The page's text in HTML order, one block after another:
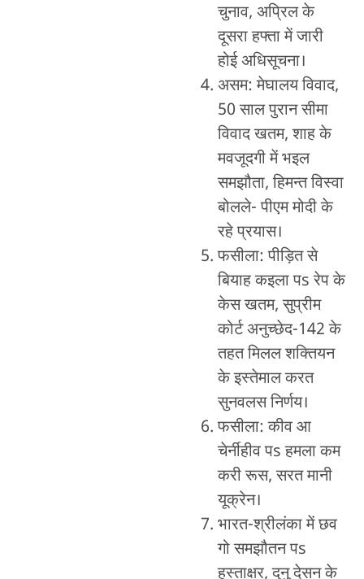
चुनाव, अप्रिल के
दूसरा हफ्ता में जारी
होई अधिसूचना।
असम: मेघालय विवाद,
50 साल पुरान सीमा
विवाद खतम, शाह के
मवजूदगी में भइल
समझौता, हिमन्त विस्वा
बोलले- पीएम मोदी के
रहे प्रयास।
फसीला: पीड़ित से
बियाह कइला पs रेप के
केस खतम, सुप्रीम
कोर्ट अनुच्छेद-142 के
तहत मिलल शक्तियन
के इस्तेमाल करत
सुनवलस निर्णय।
फसीला: कीव आ
चेर्नीहीव पs हमला कम
करी रूस, सरत मानी
यूक्रेन।
भारत-श्रीलंका में छव
गो समझौतन पs
हस्ताक्षर, दुनु देसन के